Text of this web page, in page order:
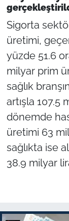
Sigorta
üretimi,
yüzde 51.6
milyar prim
sağlık
artışla 107.5
dönemde
üretimi 63
sağlıkta ise
38.9 milyar